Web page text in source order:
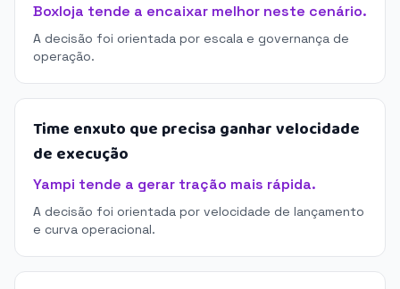
Boxloja tende a encaixar melhor neste cenário.
A decisão foi orientada por escala e governança de
operação.
Time enxuto que precisa ganhar velocidade
de execução
Yampi tende a gerar tração mais rápida.
A decisão foi orientada por velocidade de lançamento
e curva operacional.